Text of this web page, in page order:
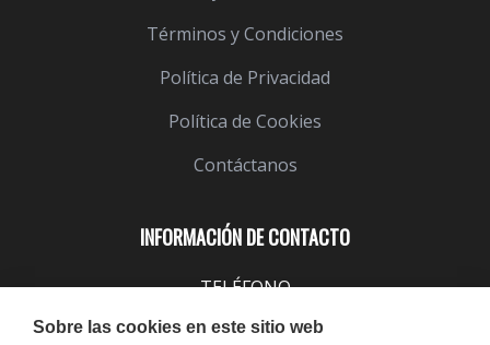
INFORMACIÓN DE CONTACTO
TELÉFONO
Términos y Condiciones
Política de Privacidad
Política de Cookies
Contáctanos
Sobre las cookies en este sitio web